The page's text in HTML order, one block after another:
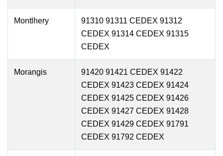
Montlhery
91310 91311 CEDEX 91312
CEDEX 91314 CEDEX 91315
CEDEX
Morangis
91420 91421 CEDEX 91422
CEDEX 91423 CEDEX 91424
CEDEX 91425 CEDEX 91426
CEDEX 91427 CEDEX 91428
CEDEX 91429 CEDEX 91791
CEDEX 91792 CEDEX